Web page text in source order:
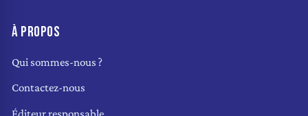
À PROPOS
Qui sommes-nous ?
Contactez-nous